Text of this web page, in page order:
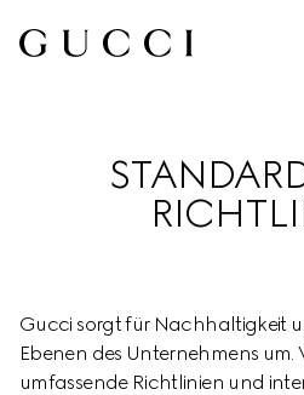
Gucci sorgt für Nachhaltigkeit
Ebenen des Unternehmens um.
umfassende Richtlinien und